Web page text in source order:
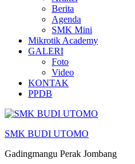
Berita
Agenda
SMK Mini
Mikrotik Academy
GALERI
Foto
Video
KONTAK
PPDB
SMK BUDI UTOMO
Gadingmangu Perak Jombang